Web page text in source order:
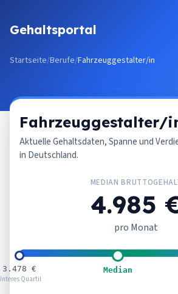
Gehaltsportal
Startseite/Berufe/Fahrzeuggestalter/in
Fahrzeuggestalter/
Aktuelle Gehaltsdaten, Spanne und
in Deutschland.
MEDIAN
4.985
pro Monat
3.478 €
Quartil
Median